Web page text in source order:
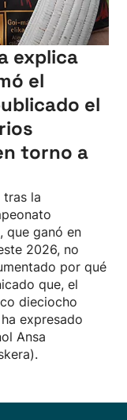
explica
el
el
torno a
tras la
que ganó en
2026, no
por qué
que, el
dieciocho
expresado
Ansa